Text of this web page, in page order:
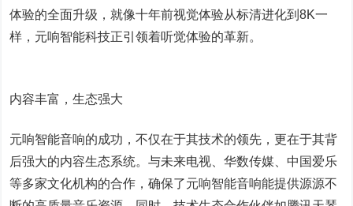
体验的全面升级，就像十年前视觉体验从标清进化到8K一
样，元响智能科技正引领着听觉体验的革新。
内容丰富，生态强大
元响智能音响的成功，不仅在于其技术的领先，更在于其背
后强大的内容生态系统。与未来电视、华数传媒、中国爱乐
等多家文化机构的合作，确保了元响智能音响能提供源源不